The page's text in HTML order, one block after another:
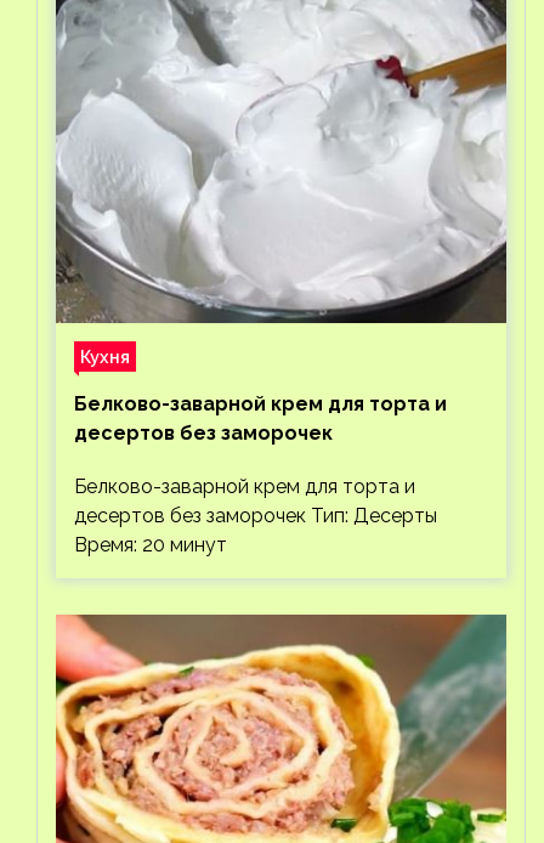
Кухня
Белково-заварной крем для торта и
десертов без заморочек
Белково-заварной крем для торта и
десертов без заморочек Тип: Десерты
Время: 20 минут